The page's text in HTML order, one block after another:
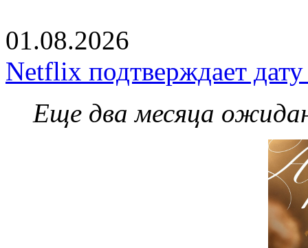
01.08.2026
Netflix подтверждает
Еще два месяца